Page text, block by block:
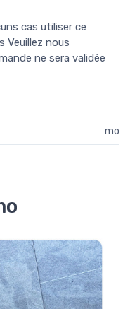
cas utiliser ce
Veuillez nous
ne sera validée
mo